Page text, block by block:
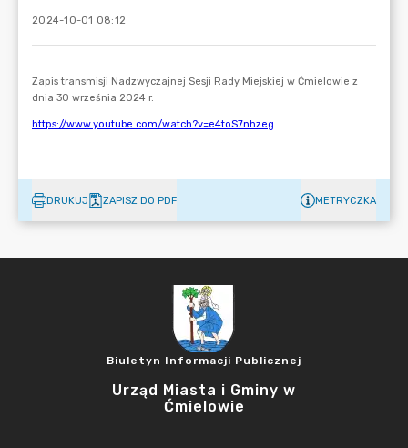
2024-10-01 08:12
DRUKUJ ZAPISZ DO PDF METRYCZKA
Biuletyn Informacji Publicznej
Urząd Miasta i Gminy w
Ćmielowie